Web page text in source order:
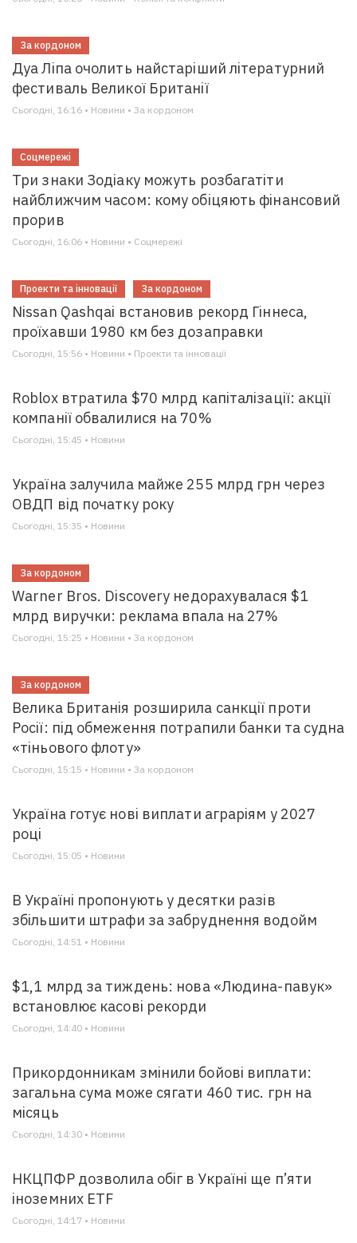
За кордоном
Дуа Ліпа очолить найстаріший літературний
фестиваль Великої Британії
Сьогодні, 16:16 • Новини • За кордоном
Соцмережі
Три знаки Зодіаку можуть розбагатіти
найближчим часом: кому обіцяють фінансовий
прорив
Сьогодні, 16:06 • Новини • Соцмережі
Проекти та інновації За кордоном
Nissan Qashqai встановив рекорд Гіннеса,
проїхавши 1980 км без дозаправки
Сьогодні, 15:56 • Новини • Проекти та інновації
Roblox втратила $70 млрд капіталізації: акції
компанії обвалилися на 70%
Сьогодні, 15:45 • Новини
Україна залучила майже 255 млрд грн через
ОВДП від початку року
Сьогодні, 15:35 • Новини
За кордоном
Warner Bros. Discovery недорахувалася $1
млрд виручки: реклама впала на 27%
Сьогодні, 15:25 • Новини • За кордоном
За кордоном
Велика Британія розширила санкції проти
Росії: під обмеження потрапили банки та судна
«тіньового флоту»
Сьогодні, 15:15 • Новини • За кордоном
Україна готує нові виплати аграріям у 2027
році
Сьогодні, 15:05 • Новини
В Україні пропонують у десятки разів
збільшити штрафи за забруднення водойм
Сьогодні, 14:51 • Новини
$1,1 млрд за тиждень: нова «Людина-павук»
встановлює касові рекорди
Сьогодні, 14:40 • Новини
Прикордонникам змінили бойові виплати:
загальна сума може сягати 460 тис. грн на
місяць
Сьогодні, 14:30 • Новини
НКЦПФР дозволила обіг в Україні ще п’яти
іноземних ETF
Сьогодні, 14:17 • Новини